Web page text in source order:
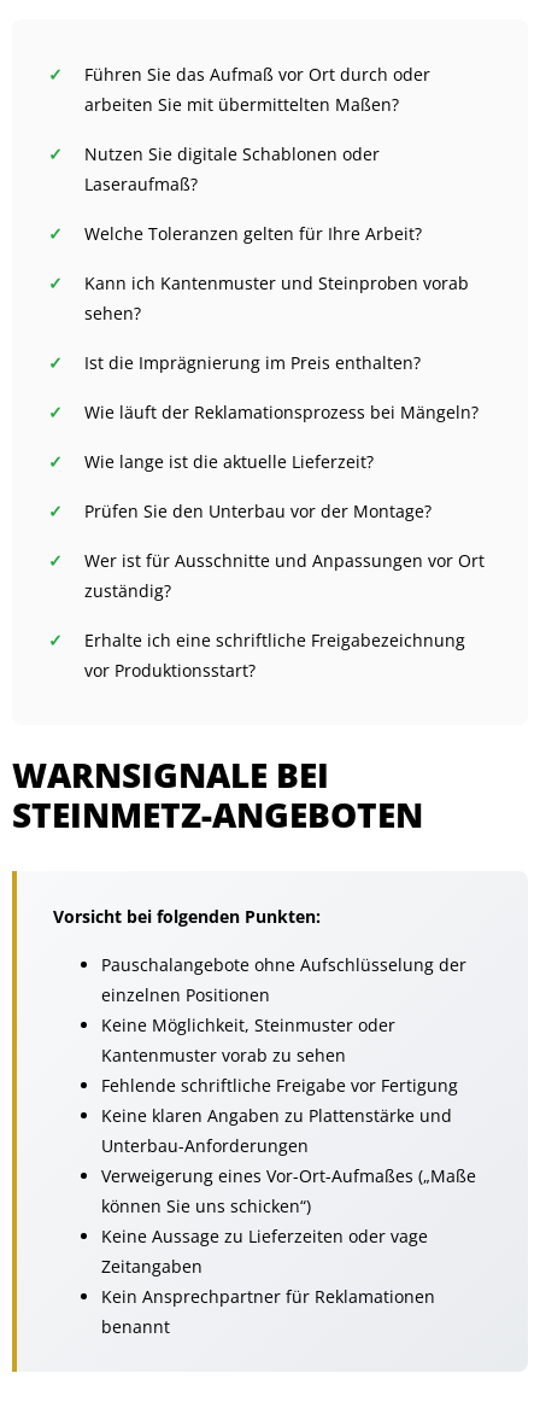
Führen Sie das Aufmaß vor Ort durch oder
arbeiten Sie mit übermittelten Maßen?
Nutzen Sie digitale Schablonen oder
Laseraufmaß?
Welche Toleranzen gelten für Ihre Arbeit?
Kann ich Kantenmuster und Steinproben vorab
sehen?
Ist die Imprägnierung im Preis enthalten?
Wie läuft der Reklamationsprozess bei Mängeln?
Wie lange ist die aktuelle Lieferzeit?
Prüfen Sie den Unterbau vor der Montage?
Wer ist für Ausschnitte und Anpassungen vor Ort
zuständig?
Erhalte ich eine schriftliche Freigabezeichnung
vor Produktionsstart?
WARNSIGNALE BEI
STEINMETZ-ANGEBOTEN
Vorsicht bei folgenden Punkten:
Pauschalangebote ohne Aufschlüsselung der
einzelnen Positionen
Keine Möglichkeit, Steinmuster oder
Kantenmuster vorab zu sehen
Fehlende schriftliche Freigabe vor Fertigung
Keine klaren Angaben zu Plattenstärke und
Unterbau-Anforderungen
Verweigerung eines Vor-Ort-Aufmaßes („Maße
können Sie uns schicken“)
Keine Aussage zu Lieferzeiten oder vage
Zeitangaben
Kein Ansprechpartner für Reklamationen
benannt